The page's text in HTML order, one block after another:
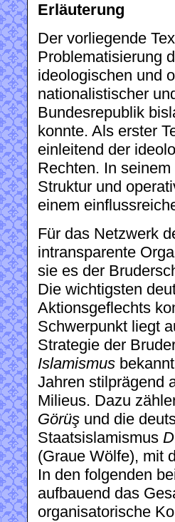
Erläuterung
Der vorliegende
Problematisierung
ideologischen und
nationalistischer
Bundesrepublik
konnte. Als erster
einleitend der
Rechten. In
Struktur und
einem
Für das Netzwerk
intransparente
sie es der
Die wichtigsten
Aktionsgeflechts
Schwerpunkt liegt
Strategie der
Islamismus
Jahren stilprägend
Milieus. Dazu
Görüş und die
Staatsislamismus
(Graue Wölfe), mit
In den folgenden
aufbauend das
organisatorische